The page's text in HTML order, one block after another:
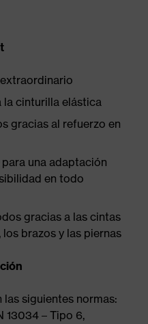
cinturilla elástica
gracias al refuerzo en
una adaptación
en todo
gracias a las cintas
brazos y las piernas
siguientes normas:
13034 – Tipo 6,